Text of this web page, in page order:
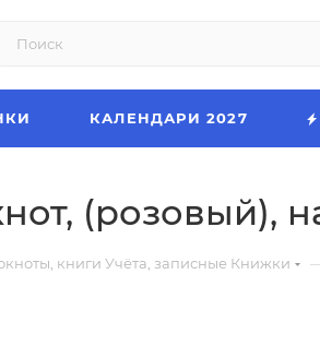
КАЛЕНДАРИ 2027
(розовый),
книги Учёта, записные Книжки